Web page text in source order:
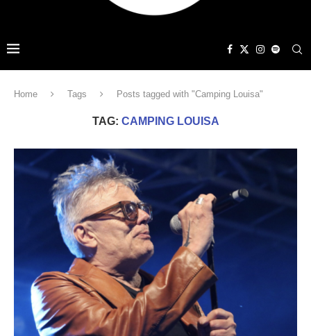
Home Tags Posts tagged with "Camping Louisa"
TAG: CAMPING LOUISA